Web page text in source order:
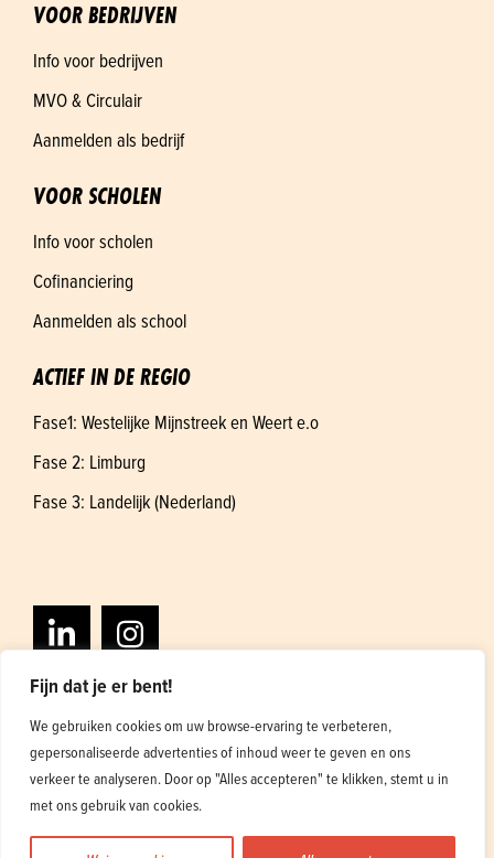
Fijn dat je er bent!
We gebruiken cookies om uw browse-ervaring te verbeteren,
gepersonaliseerde advertenties of inhoud weer te geven en ons
verkeer te analyseren. Door op "Alles accepteren" te klikken, stemt u in
met ons gebruik van cookies.
VOOR BEDRIJVEN
Info voor bedrijven
MVO & Circulair
Aanmelden als bedrijf
VOOR SCHOLEN
Info voor scholen
Cofinanciering
Aanmelden als school
ACTIEF IN DE REGIO
Fase1: Westelijke Mijnstreek en Weert e.o
Fase 2: Limburg
Fase 3: Landelijk (Nederland)
Algemene voorwaarden
Privacybeleid
Ontwerp en ontwikkeling